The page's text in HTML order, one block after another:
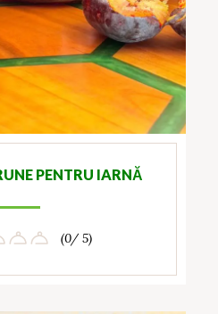
PENTRU IARNĂ
(0/ 5)